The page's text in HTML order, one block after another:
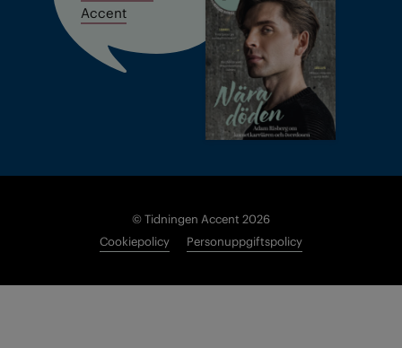
Accent
© Tidningen Accent 2026
Cookiepolicy
Personuppgiftspolicy